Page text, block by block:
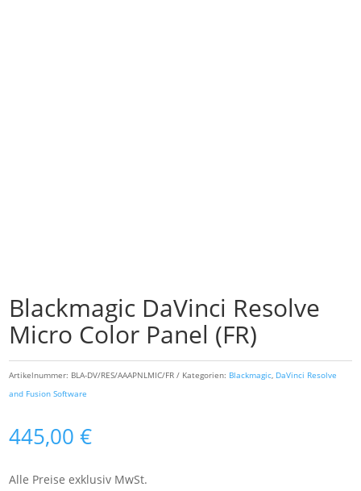
Blackmagic DaVinci Resolve
Micro Color Panel (FR)
Artikelnummer: BLA-DV/RES/AAAPNLMIC/FR Kategorien: Blackmagic DaVinci Resolve
and Fusion Software
445,00€
Alle Preise exklusiv MwSt.